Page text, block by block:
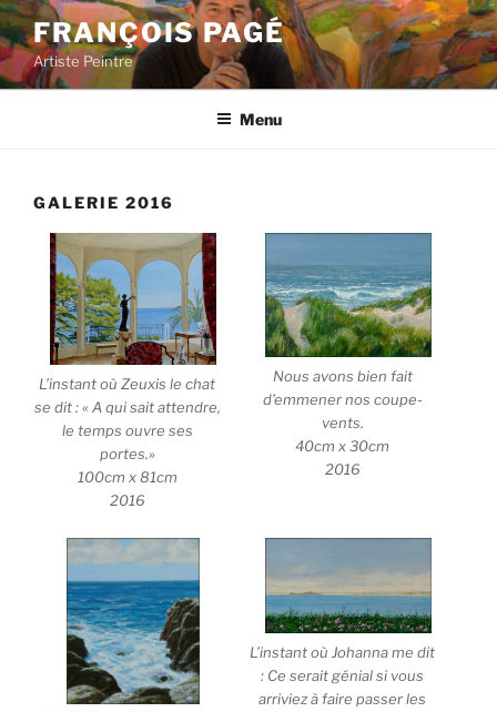
Aller
au
contenu
principal
FRANÇOIS PAGÉ
Artiste Peintre
Menu
GALERIE 2016
L’instant où Zeuxis le chat
se dit : « A qui sait attendre,
le temps ouvre ses
portes.»
100cm x 81cm
2016
Nous avons bien fait
d’emmener nos coupe-
vents.
40cm x 30cm
2016
L’instant où Johanna me dit
: Ce serait génial si vous
arriviez à faire passer les